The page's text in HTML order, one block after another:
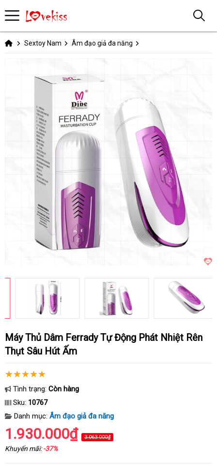
Sextoy Nam Âm đạo giả đa năng
Máy Thủ Dâm Ferrady Tự Động Phát Nhiệt Rên
Thụt Sâu Hút Ấm
Tình trạng: Còn hàng
Sku: 10767
Danh mục: Âm đạo giả đa năng
1.930.000₫ 3.063.000₫
Khuyến mãi:-37%